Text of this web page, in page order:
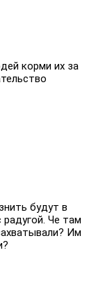
корми их за
будут в
Че там
Им